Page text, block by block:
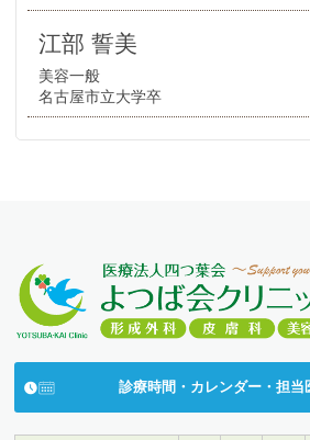
江部 誓美
美容一般
名古屋市立大学卒
診療時間・カレンダー・担当